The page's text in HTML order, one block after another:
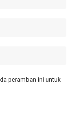
peramban ini untuk